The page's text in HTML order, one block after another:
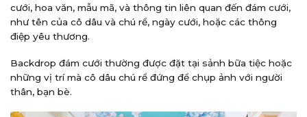
cưới, hoa văn, mẫu mã, và thông tin liên quan đến đám cưới,
như tên của cô dâu và chú rể, ngày cưới, hoặc các thông
điệp yêu thương.
Backdrop đám cưới thường được đặt tại sảnh bữa tiệc hoặc
những vị trí mà cô dâu chú rể đứng để chụp ảnh với người
thân, bạn bè.